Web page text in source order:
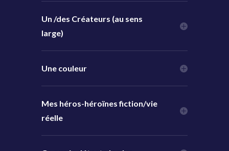
Un /des Créateurs (au sens
large)
Une couleur
Mes héros-héroïnes fiction/vie
réelle